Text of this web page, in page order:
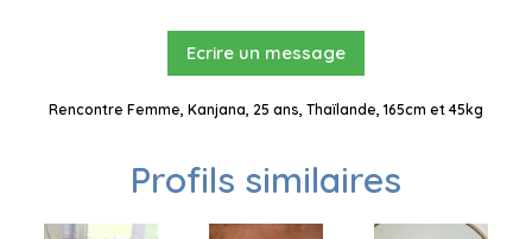
Ecrire un message
Rencontre Femme, Kanjana, 25 ans, Thaïlande, 165cm et 45kg
Profils similaires